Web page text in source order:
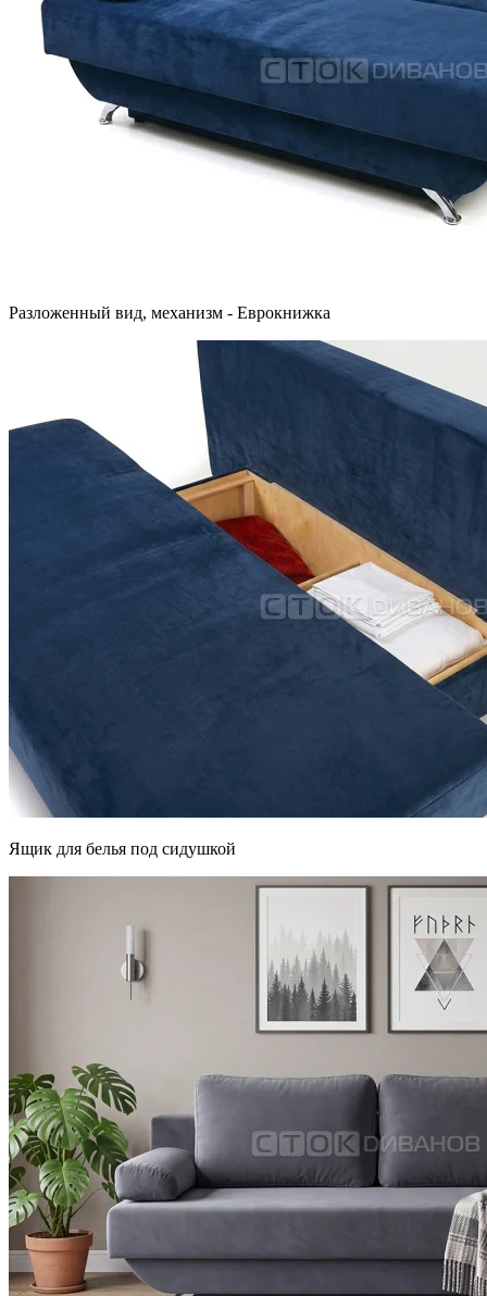
Разложенный вид, механизм - Еврокнижка
Ящик для белья под сидушкой